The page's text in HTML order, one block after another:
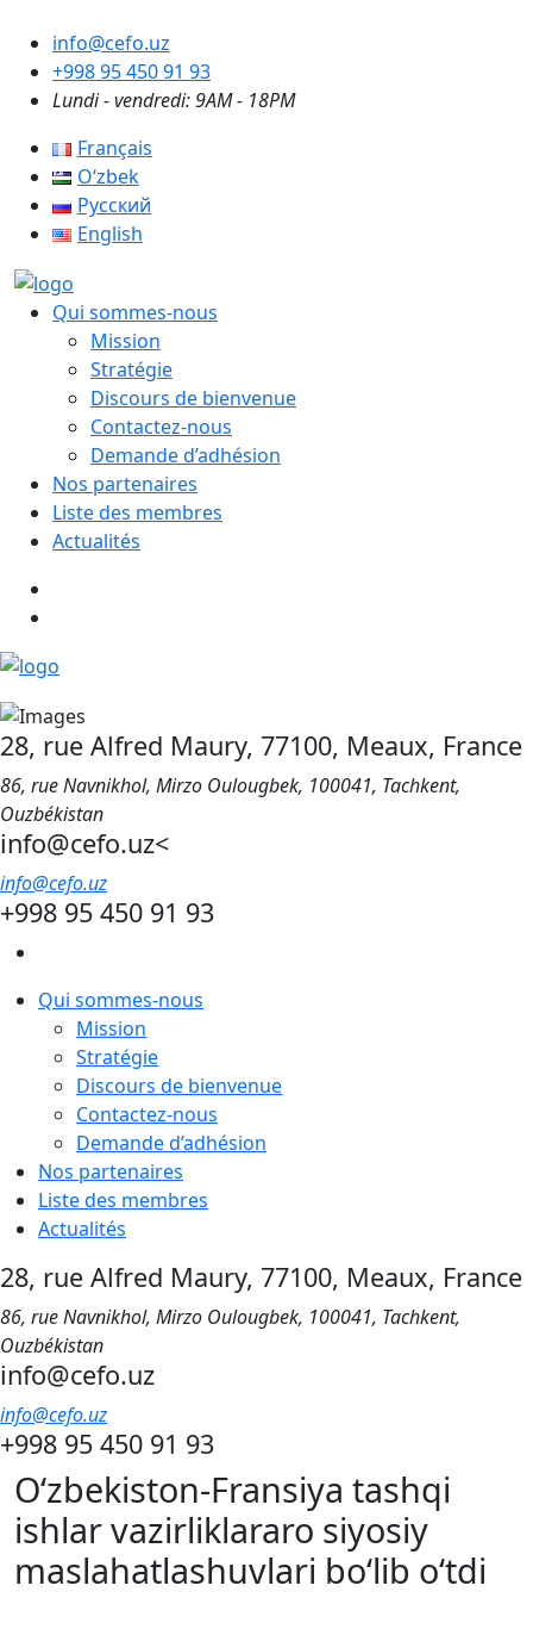
info@cefo.uz
+998 95 450 91 93
Lundi - vendredi: 9AM - 18PM
Français
Oʻzbek
Русский
English
Qui sommes-nous
Mission
Stratégie
Discours de bienvenue
Contactez-nous
Demande d’adhésion
Nos partenaires
Liste des membres
Actualités
28, rue Alfred Maury, 77100, Meaux, France
86, rue Navnikhol, Mirzo Oulougbek, 100041, Tachkent,
Ouzbékistan
info@cefo.uz<
info@cefo.uz
+998 95 450 91 93
Qui sommes-nous
Mission
Stratégie
Discours de bienvenue
Contactez-nous
Demande d’adhésion
Nos partenaires
Liste des membres
Actualités
28, rue Alfred Maury, 77100, Meaux, France
86, rue Navnikhol, Mirzo Oulougbek, 100041, Tachkent,
Ouzbékistan
info@cefo.uz
info@cefo.uz
+998 95 450 91 93
O‘zbekiston-Fransiya tashqi
ishlar vazirliklararo siyosiy
maslahatlashuvlari bo‘lib o‘tdi